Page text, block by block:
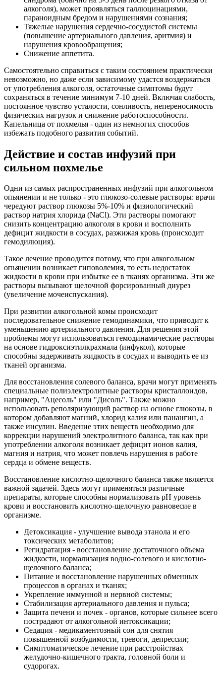
алкоголя), может проявляться галлюцинациями,
параноидным бредом и нарушениями сознания;
Тяжелые нарушения сердечно-сосудистой системы
(повышение артериального давления, аритмия) и
нарушения кровообращения;
Снижение аппетита.
Самостоятельно справиться с таким состоянием практически
невозможно, но даже если зависимому удастся воздержаться
от употребления алкоголя, остаточные симптомы будут
сохраняться в течение минимум 7-10 дней. Включая слабость,
постоянное чувство усталости, сонливость, непереносимость
физических нагрузок и снижение работоспособности.
Капельница от похмелья - один из немногих способов
избежать подобного развития событий.
Действие и состав инфузий при
сильном похмелье
Одни из самых распространенных инфузий при алкогольном
опьянении и не только - это глюкозо-солевые растворы: врачи
чередуют раствор глюкозы 5%-10% и физиологический
раствор натрия хлорида (NaCl). Эти растворы помогают
снизить концентрацию алкоголя в крови и восполнить
дефицит жидкости в сосудах, разжижая кровь (происходит
гемодилюция).
Такое лечение проводится потому, что при алкогольном
опьянении возникает гиповолемия, то есть недостаток
жидкости в крови при избытке ее в тканях организма. Эти же
растворы вызывают щелочной форсированный диурез
(увеличение мочеиспускания).
При развитии алкогольной комы происходит
последовательное снижение гемодинамики, что приводит к
уменьшению артериального давления. Для решения этой
проблемы могут использоваться гемодинамические растворы
на основе гидроксиэтилкрахмала (инфукол), которые
способны задерживать жидкость в сосудах и выводить ее из
тканей организма.
Для восстановления солевого баланса, врачи могут применять
специальные полиэлектролитные растворы кристаллоидов,
например, "Ацесоль" или "Дисоль". Также можно
использовать реполяризующий раствор на основе глюкозы, в
котором добавляют магний, хлорид калия или панангин, а
также инсулин. Введение этих веществ необходимо для
коррекции нарушений электролитного баланса, так как при
употреблении алкоголя возникает дефицит ионов калия,
магния и натрия, что может повлечь нарушения в работе
сердца и обмене веществ.
Восстановление кислотно-щелочного баланса также является
важной задачей. Здесь могут применяться различные
препараты, которые способны нормализовать pH уровень
крови и восстановить кислотно-щелочную равновесие в
организме.
Детоксикация - улучшение вывода этанола и его
токсических метаболитов;
Регидратация - восстановление достаточного объема
жидкости, нормализация водно-солевого и кислотно-
щелочного баланса;
Питание и восстановление нарушенных обменных
процессов в органах и тканях;
Укрепление иммунной и нервной системы;
Стабилизация артериального давления и пульса;
Защита печени и почек - органов, которые сильнее всего
пострадают от алкогольной интоксикации;
Седация - медикаментозный сон для снятия
повышенной возбудимости, тревоги, депрессии;
Симптоматическое лечение при расстройствах
желудочно-кишечного тракта, головной боли и
судорогах.